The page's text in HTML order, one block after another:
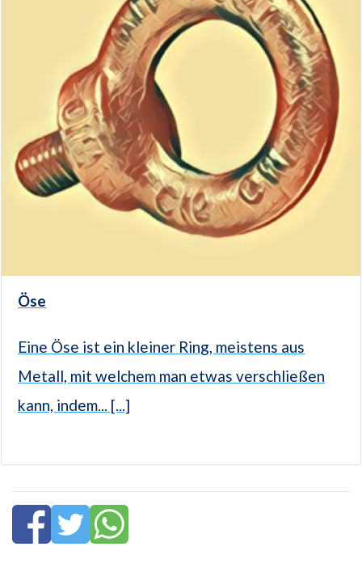
Öse
Eine Öse ist ein kleiner Ring, meistens aus
Metall, mit welchem man etwas verschließen
kann, indem... [...]